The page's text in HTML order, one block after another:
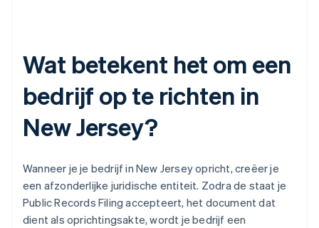
Wat betekent het om een
bedrijf op te richten in
New Jersey?
Wanneer je je bedrijf in New Jersey opricht, creëer je
een afzonderlijke juridische entiteit. Zodra de staat je
Public Records Filing accepteert, het document dat
dient als oprichtingsakte, wordt je bedrijf een